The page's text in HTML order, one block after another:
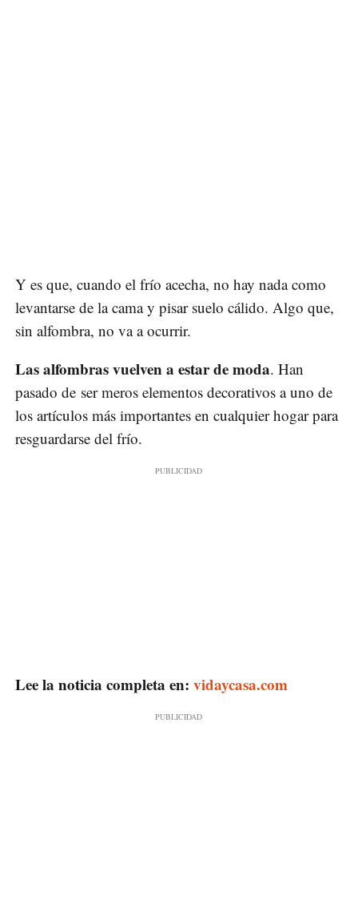
Y es que, cuando el frío acecha, no hay nada como
levantarse de la cama y pisar suelo cálido. Algo que,
sin alfombra, no va a ocurrir.
Las alfombras vuelven a estar de moda. Han
pasado de ser meros elementos decorativos a uno de
los artículos más importantes en cualquier hogar para
resguardarse del frío.
Lee la noticia completa en: vidaycasa.com